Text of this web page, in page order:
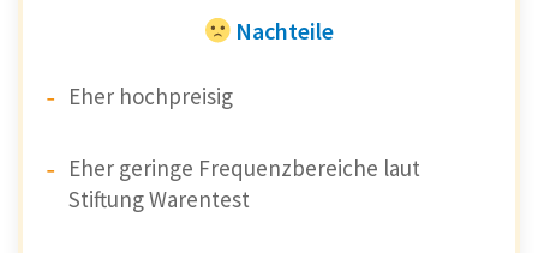
Nachteile
Eher hochpreisig
Eher geringe Frequenzbereiche laut
Stiftung Warentest